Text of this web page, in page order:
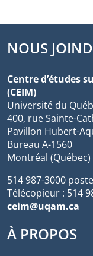
NOUS
Centre d’études
(CEIM)
Université du
400, rue Sainte-
Pavillon Hubert-
Bureau A-1560
Montréal (Québec)
514 987-3000
Télécopieur : 514
ceim@uqam.ca
À PROPOS